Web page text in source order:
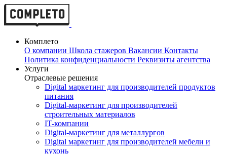
Комплето
О компании Школа стажеров Вакансии Контакты
Политика конфиденциальности Реквизиты агентства
Услуги
Отраслевые решения
Digital маркетинг для производителей продуктов
питания
Digital-маркетинг для производителей
строительных материалов
IT-компании
Digital-маркетинг для металлургов
Digital маркетинг для производителей мебели и
кухонь